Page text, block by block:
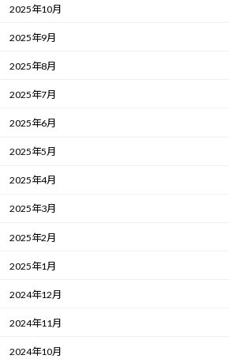
2025年10月
2025年9月
2025年8月
2025年7月
2025年6月
2025年5月
2025年4月
2025年3月
2025年2月
2025年1月
2024年12月
2024年11月
2024年10月